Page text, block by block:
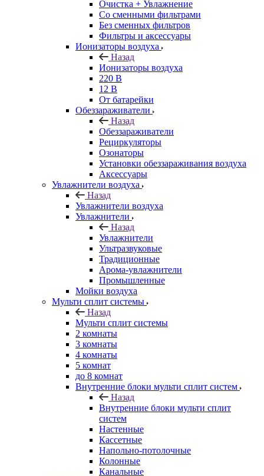
Очистка + Увлажнение
Cо сменными фильтрами
Без сменных фильтров
Фильтры и аксессуары
Ионизаторы воздуха
Назад
Ионизаторы воздуха
220 В
12 В
От батарейки
Обеззараживатели
Назад
Обеззараживатели
Рециркуляторы
Озонаторы
Установки обеззараживания воздуха
Аксессуары
Увлажнители воздуха
Назад
Увлажнители воздуха
Увлажнители
Назад
Увлажнители
Ультразвуковые
Традиционные
Арома-увлажнители
Промышленные
Мойки воздуха
Мульти сплит системы
Назад
Мульти сплит системы
2 комнаты
3 комнаты
4 комнаты
5 комнат
до 8 комнат
Внутренние блоки мульти сплит систем
Назад
Внутренние блоки мульти сплит
систем
Настенные
Кассетные
Напольно-потолочные
Колонные
Канальные